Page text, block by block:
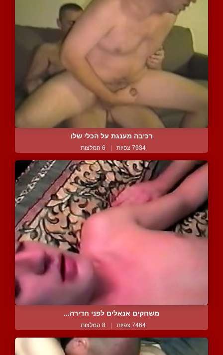
רכיבה מענגת על הכלי שלו
7934 צפיות | 6 המלצות
משחקים אנאלים לפני חדירה...
7464 צפיות | 8 המלצות